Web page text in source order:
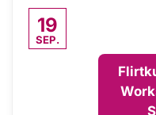
19
SEP.